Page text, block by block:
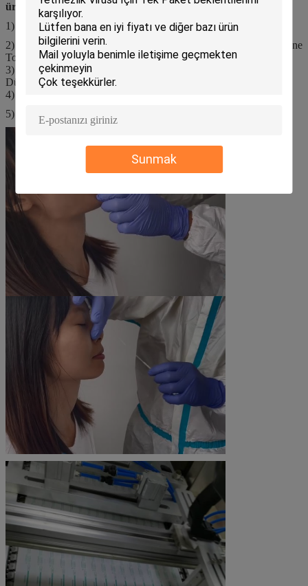
Sunmak
üretiyoruz?
1) VTM Virüs Taşıma Ortamı (Oda Sıcaklığı Sevkiyat ve Stok)
2) Normal VTM Yerine Numune Bırakma Kiti (5 Saniyede Numune
Toplama, Doğrudan PCR'de Kullanım)
3) Uyumlu RNA Ekstraksiyon Reaktif Kitleri (Aynı Kalite, Daha
Düşük Fiyat)
4) Covid-19 Antijen Hızlı Testi (Antikor ve Antijen)
5) Hematoloji Analizörü ve Reaktifleri